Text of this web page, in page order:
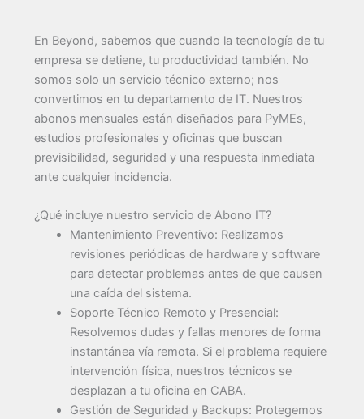
En Beyond, sabemos que cuando la tecnología de tu
empresa se detiene, tu productividad también. No
somos solo un servicio técnico externo; nos
convertimos en tu departamento de IT. Nuestros
abonos mensuales están diseñados para PyMEs,
estudios profesionales y oficinas que buscan
previsibilidad, seguridad y una respuesta inmediata
ante cualquier incidencia.
¿Qué incluye nuestro servicio de Abono IT?
Mantenimiento Preventivo: Realizamos
revisiones periódicas de hardware y software
para detectar problemas antes de que causen
una caída del sistema.
Soporte Técnico Remoto y Presencial:
Resolvemos dudas y fallas menores de forma
instantánea vía remota. Si el problema requiere
intervención física, nuestros técnicos se
desplazan a tu oficina en CABA.
Gestión de Seguridad y Backups: Protegemos